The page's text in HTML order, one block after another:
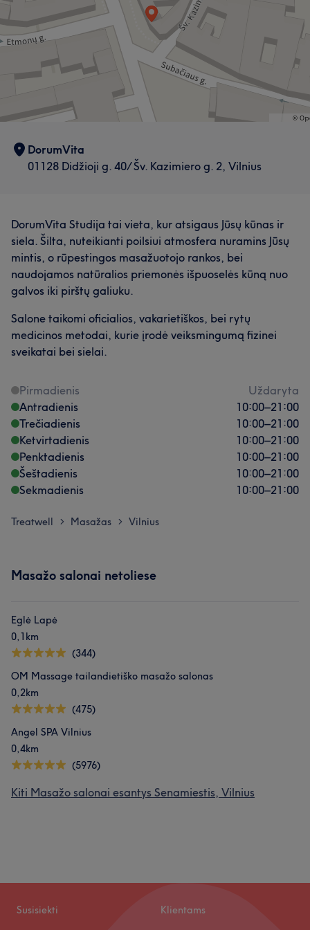
Aukštos kvalifikacijos 17 Išmanantis darbą
Dėmesingas detalėms
DorumVita
01128 Didžioji g. 40/ Šv. Kazimiero g. 2, Vilnius
DorumVita Studija tai vieta, kur atsigaus Jūsų kūnas ir
siela. Šilta, nuteikianti poilsiui atmosfera nuramins Jūsų
mintis, o rūpestingos masažuotojo rankos, bei
naudojamos natūralios priemonės išpuoselės kūną nuo
galvos iki pirštų galiuku.
Salone taikomi oficialios, vakarietiškos, bei rytų
medicinos metodai, kurie įrodė veiksmingumą fizinei
sveikatai bei sielai.
Pirmadienis
Uždaryta
Antradienis
10:00–21:00
Trečiadienis
10:00–21:00
Ketvirtadienis
10:00–21:00
Penktadienis
10:00–21:00
Šeštadienis
10:00–21:00
Sekmadienis
10:00–21:00
Treatwell > Masažas > Vilnius
Masažo salonai netoliese
Eglė Lapė
0,1km
(344)
OM Massage tailandietiško masažo salonas
0,2km
(475)
Angel SPA Vilnius
0,4km
(5976)
Kiti Masažo salonai esantys Senamiestis, Vilnius
Susisiekti Klientams